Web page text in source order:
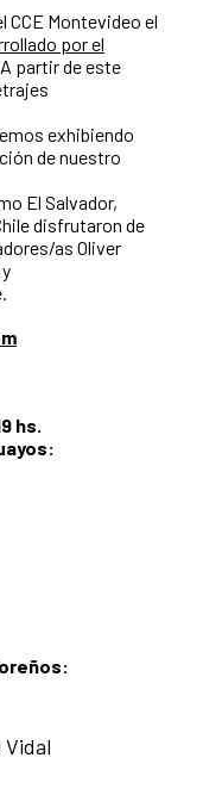
CCE Montevideo el
por el
partir de este
exhibiendo
de nuestro
El Salvador,
disfrutaron de
as Oliver
hs.
Vidal